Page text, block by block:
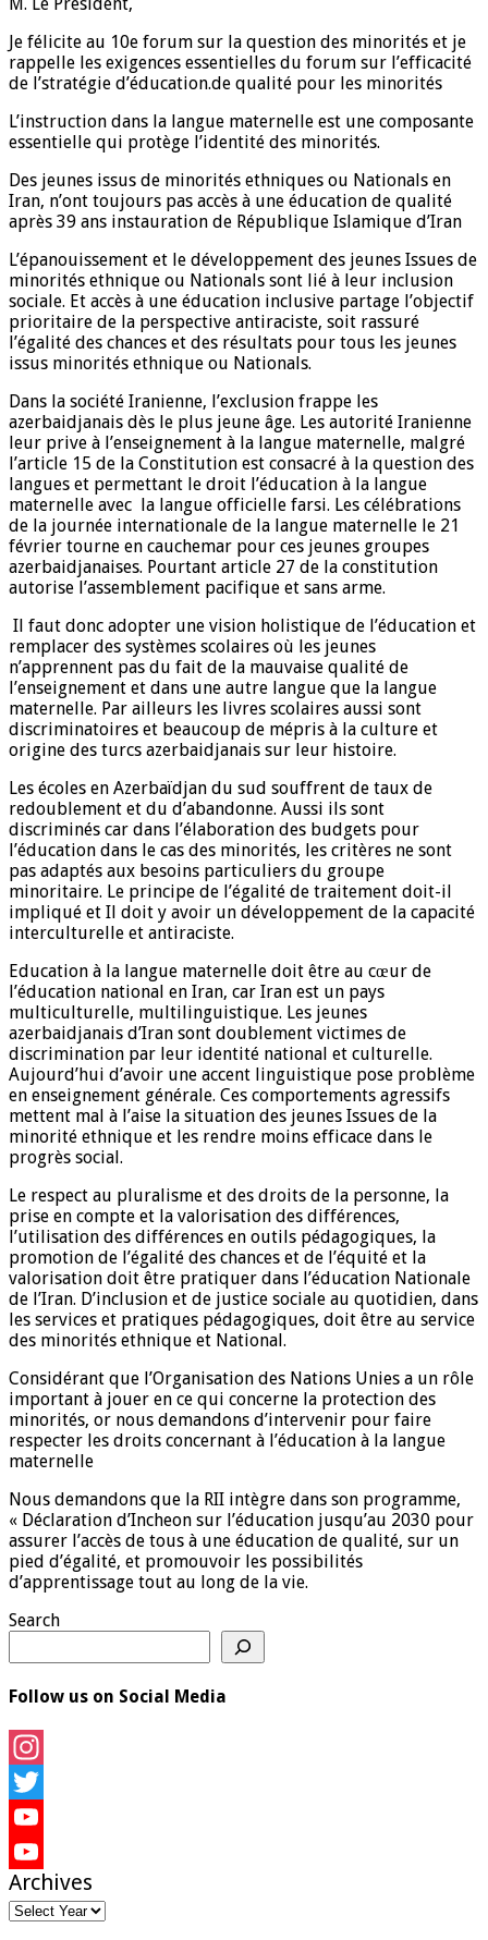
Je félicite au 10e forum sur la question des minorités et je
rappelle les exigences essentielles du forum sur l’efficacité
de l’stratégie d’éducation.de qualité pour les minorités
L’instruction dans la langue maternelle est une composante
essentielle qui protège l’identité des minorités.
Des jeunes issus de minorités ethniques ou Nationals en
Iran, n’ont toujours pas accès à une éducation de qualité
après 39 ans instauration de République Islamique d’Iran
L’épanouissement et le développement des jeunes Issues de
minorités ethnique ou Nationals sont lié à leur inclusion
sociale. Et accès à une éducation inclusive partage l’objectif
prioritaire de la perspective antiraciste, soit rassuré
l’égalité des chances et des résultats pour tous les jeunes
issus minorités ethnique ou Nationals.
Dans la société Iranienne, l’exclusion frappe les
azerbaidjanais dès le plus jeune âge. Les autorité Iranienne
leur prive à l’enseignement à la langue maternelle, malgré
l’article 15 de la Constitution est consacré à la question des
langues et permettant le droit l’éducation à la langue
maternelle avec la langue officielle farsi. Les célébrations
de la journée internationale de la langue maternelle le 21
février tourne en cauchemar pour ces jeunes groupes
azerbaidjanaises. Pourtant article 27 de la constitution
autorise l’assemblement pacifique et sans arme.
Il faut donc adopter une vision holistique de l’éducation et
remplacer des systèmes scolaires où les jeunes
n’apprennent pas du fait de la mauvaise qualité de
l’enseignement et dans une autre langue que la langue
maternelle. Par ailleurs les livres scolaires aussi sont
discriminatoires et beaucoup de mépris à la culture et
origine des turcs azerbaidjanais sur leur histoire.
Les écoles en Azerbaïdjan du sud souffrent de taux de
redoublement et du d’abandonne. Aussi ils sont
discriminés car dans l’élaboration des budgets pour
l’éducation dans le cas des minorités, les critères ne sont
pas adaptés aux besoins particuliers du groupe
minoritaire. Le principe de l’égalité de traitement doit-il
impliqué et Il doit y avoir un développement de la capacité
interculturelle et antiraciste.
Education à la langue maternelle doit être au cœur de
l’éducation national en Iran, car Iran est un pays
multiculturelle, multilinguistique. Les jeunes
azerbaidjanais d’Iran sont doublement victimes de
discrimination par leur identité national et culturelle.
Aujourd’hui d’avoir une accent linguistique pose problème
en enseignement générale. Ces comportements agressifs
mettent mal à l’aise la situation des jeunes Issues de la
minorité ethnique et les rendre moins efficace dans le
progrès social.
Le respect au pluralisme et des droits de la personne, la
prise en compte et la valorisation des différences,
l’utilisation des différences en outils pédagogiques, la
promotion de l’égalité des chances et de l’équité et la
valorisation doit être pratiquer dans l’éducation Nationale
de l’Iran. D’inclusion et de justice sociale au quotidien, dans
les services et pratiques pédagogiques, doit être au service
des minorités ethnique et National.
Considérant que l’Organisation des Nations Unies a un rôle
important à jouer en ce qui concerne la protection des
minorités, or nous demandons d’intervenir pour faire
respecter les droits concernant à l’éducation à la langue
maternelle
Nous demandons que la RII intègre dans son programme,
« Déclaration d’Incheon sur l’éducation jusqu’au 2030 pour
assurer l’accès de tous à une éducation de qualité, sur un
pied d’égalité, et promouvoir les possibilités
d’apprentissage tout au long de la vie.
Search
Follow us on Social Media
Instagram
Twitter
YouTube
YouTube
Channel
Archives